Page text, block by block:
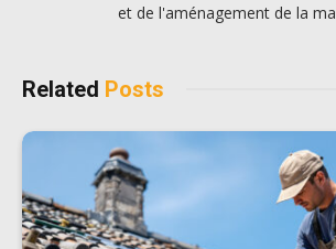
et de l'aménagement de la
Related Posts